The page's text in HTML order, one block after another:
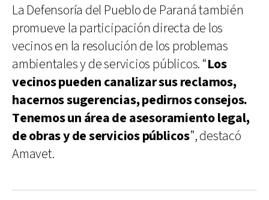
La Defensoría del Pueblo de Paraná también
promueve la participación directa de los
vecinos en la resolución de los problemas
ambientales y de servicios públicos. “Los
vecinos pueden canalizar sus reclamos,
hacernos sugerencias, pedirnos consejos.
Tenemos un área de asesoramiento legal,
de obras y de servicios públicos”, destacó
Amavet.